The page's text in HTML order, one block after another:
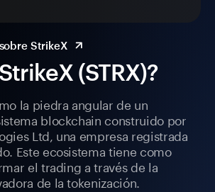
(STRX)?
la piedra angular de un
blockchain construido por
Ltd, una empresa registrada
Este ecosistema tiene como
el trading a través de la
de la tokenización.
StrikeX